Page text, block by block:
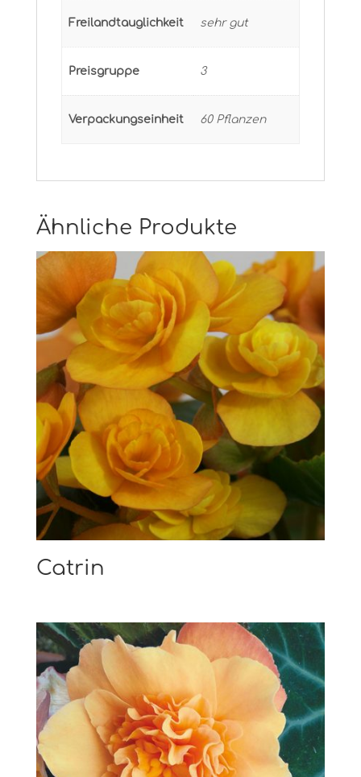
Freilandtauglichkeit sehr gut
Preisgruppe 3
Verpackungseinheit 60 Pflanzen
Ähnliche Produkte
Catrin